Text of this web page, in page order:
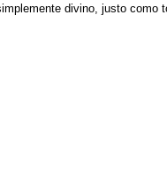
divino, justo como